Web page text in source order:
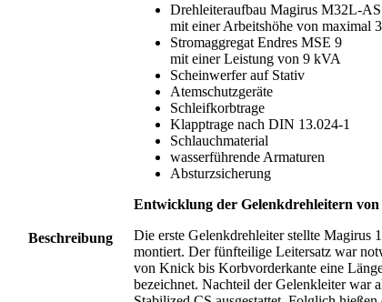
Beschreibung
Drehleiteraufbau Magirus M32L-AS
mit einer Arbeitshöhe von maximal
Stromaggregat Endres MSE 9
mit einer Leistung von 9 kVA
Scheinwerfer auf Stativ
Atemschutzgeräte
Schleifkorbtrage
Klapptrage nach DIN 13.024-1
Schlauchmaterial
wasserführende Armaturen
Absturzsicherung
Entwicklung der Gelenkdrehleitern
Die erste Gelenkdrehleiter stellte
montiert. Der fünfteilige Leitersatz war
von Knick bis Korbvorderkante eine
bezeichnet. Nachteil der Gelenkleiter war